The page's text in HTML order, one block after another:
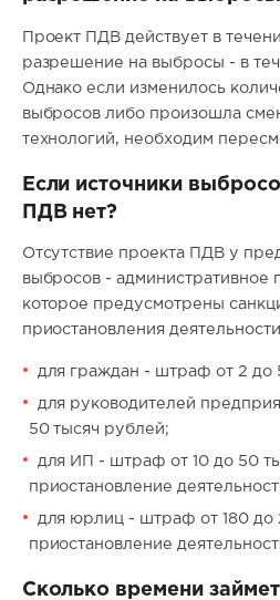
Проект ПДВ действует в
разрешение на выбросы - в
Однако если изменилось
выбросов либо произошла
технологий, необходим
Если источники
ПДВ нет?
Отсутствие проекта ПДВ у
выбросов - административное
которое предусмотрены
приостановления
для граждан - штраф от 2 до
для руководителей
50 тысяч рублей;
для ИП - штраф от 10 до 50
приостановление
для юрлиц - штраф от 180 до
приостановление
Сколько времени